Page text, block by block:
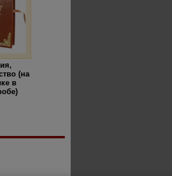
(на
в